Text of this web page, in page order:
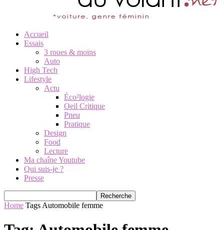
Accueil
Essais
3 roues & moins
Auto
High Tech
Lifestyle
Actu
Éco²logie
Oeil Critique
Pneu
Pratique
Design
Food
Lecture
Ma chaîne Youtube
Qui suis-je ?
Presse
Home Tags Automobile femme